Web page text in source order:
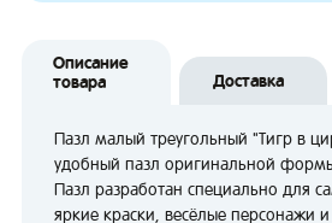
Описание
товара
Доставка
Пазл малый треугольный "Тигр в
удобный пазл оригинальной
Пазл разработан специально для
яркие краски, весёлые персонажи